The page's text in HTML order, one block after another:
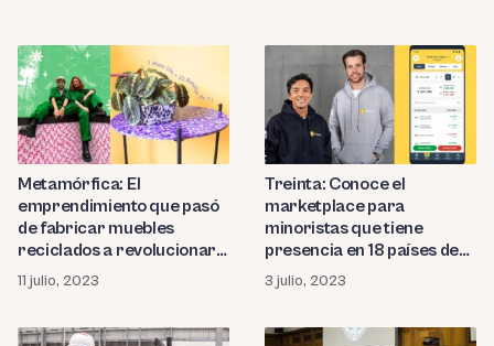
Metamórfica: El
emprendimiento que pasó
de fabricar muebles
reciclados a revolucionar
el medio ambiente
11 julio, 2023
Treinta: Conoce el
marketplace para
minoristas que tiene
presencia en 18 países de
Latinoamérica
3 julio, 2023